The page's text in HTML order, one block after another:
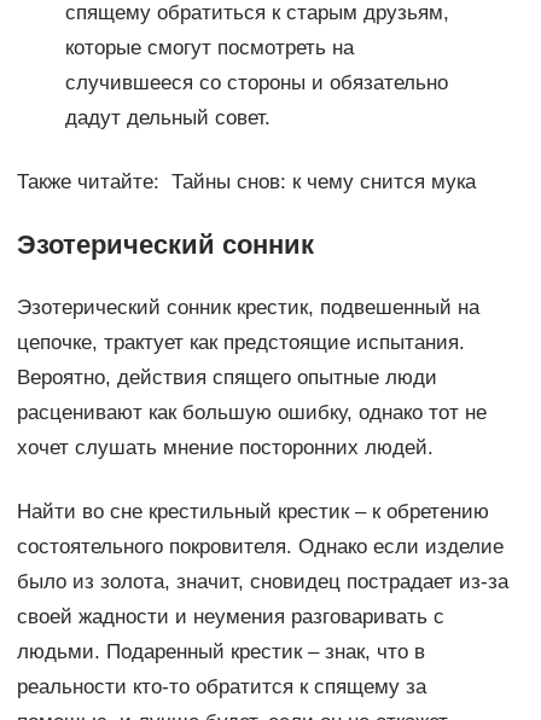
спящему обратиться к старым друзьям,
которые смогут посмотреть на
случившееся со стороны и обязательно
дадут дельный совет.
Также читайте: Тайны снов: к чему снится мука
Эзотерический сонник
Эзотерический сонник крестик, подвешенный на
цепочке, трактует как предстоящие испытания.
Вероятно, действия спящего опытные люди
расценивают как большую ошибку, однако тот не
хочет слушать мнение посторонних людей.
Найти во сне крестильный крестик – к обретению
состоятельного покровителя. Однако если изделие
было из золота, значит, сновидец пострадает из-за
своей жадности и неумения разговаривать с
людьми. Подаренный крестик – знак, что в
реальности кто-то обратится к спящему за